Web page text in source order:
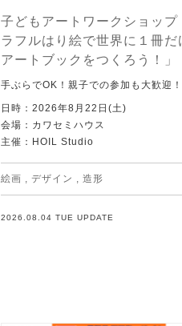
子どもアートワークショップ
ラフルはり絵で世界に１冊だ
アートブックをつくろう！」
手ぶらでOK！親子での参加も大歓迎！
日時：2026年8月22日(土)
会場：カワセミハウス
主催：HOIL Studio
絵画 デザイン 造形
2026.08.04 TUE UPDATE